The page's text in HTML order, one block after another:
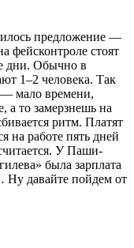
предложение —
фейсконтроле стоят
дни. Обычно в
1–2 человека. Так
мало времени,
а то замерзнешь на
ритм. Платят
на работе пять дней
У Паши-
была зарплата
Ну давайте пойдем от